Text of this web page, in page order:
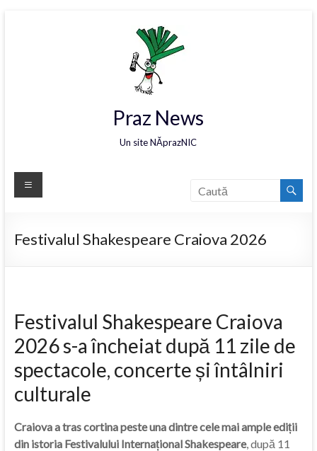
Praz News
Un site NĂprazNIC
Festivalul Shakespeare Craiova 2026
Festivalul Shakespeare Craiova
2026 s-a încheiat după 11 zile de
spectacole, concerte și întâlniri
culturale
Craiova a tras cortina peste una dintre cele mai ample ediții
din istoria Festivalului Internațional Shakespeare, după 11